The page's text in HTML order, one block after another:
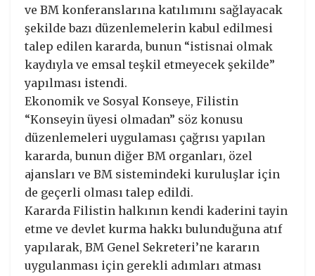
ve BM konferanslarına katılımını sağlayacak
şekilde bazı düzenlemelerin kabul edilmesi
talep edilen kararda, bunun “istisnai olmak
kaydıyla ve emsal teşkil etmeyecek şekilde”
yapılması istendi.
Ekonomik ve Sosyal Konseye, Filistin
“Konseyin üyesi olmadan” söz konusu
düzenlemeleri uygulaması çağrısı yapılan
kararda, bunun diğer BM organları, özel
ajansları ve BM sistemindeki kuruluşlar için
de geçerli olması talep edildi.
Kararda Filistin halkının kendi kaderini tayin
etme ve devlet kurma hakkı bulunduğuna atıf
yapılarak, BM Genel Sekreteri’ne kararın
uygulanması için gerekli adımları atması